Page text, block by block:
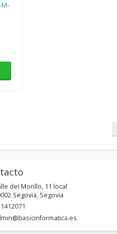
del Morillo, 11 local
Segovia, Segovia